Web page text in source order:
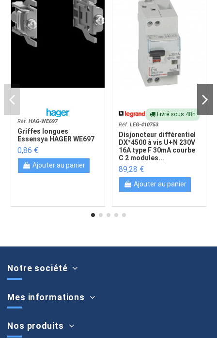
Réf.HAG-WE697
Griffes longues
Essensya HAGER WE697
0,86 €
Ajouter au panier
Livré sous 48h
Réf.LEG-410753
Disjoncteur différentiel
DX³4500 à vis U+N 230V
16A type F 30mA courbe
C 2 modules...
89,28 €
Ajouter au panier
Notre société
Mes informations
Nos produits